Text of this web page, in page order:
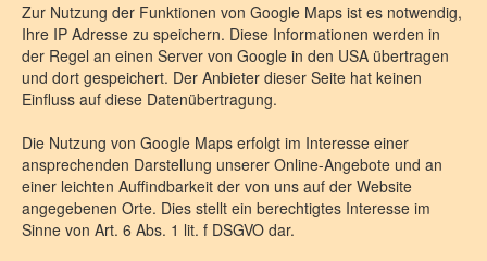
Zur Nutzung der Funktionen von Google Maps ist es notwendig,
Ihre IP Adresse zu speichern. Diese Informationen werden in
der Regel an einen Server von Google in den USA übertragen
und dort gespeichert. Der Anbieter dieser Seite hat keinen
Einfluss auf diese Datenübertragung.
Die Nutzung von Google Maps erfolgt im Interesse einer
ansprechenden Darstellung unserer Online-Angebote und an
einer leichten Auffindbarkeit der von uns auf der Website
angegebenen Orte. Dies stellt ein berechtigtes Interesse im
Sinne von Art. 6 Abs. 1 lit. f DSGVO dar.